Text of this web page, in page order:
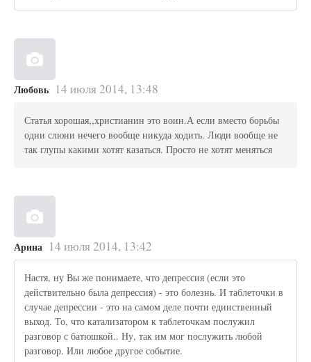
Любовь 14 июля 2014, 13:48
Статья хорошая,,христианин это воин.А если вместо борьбы
одни слюни нечего вообще никуда ходить. Люди вообще не
так глупы какими хотят казаться. Просто не хотят меняться
Арина 14 июля 2014, 13:42
Настя, ну Вы же понимаете, что депрессия (если это
действительно была депрессия) - это болезнь. И таблеточки в
случае депрессии - это на самом деле почти единственный
выход. То, что катализатором к таблеточкам послужил
разговор с батюшкой.. Ну, так им мог послужить любой
разговор. Или любое другое событие.